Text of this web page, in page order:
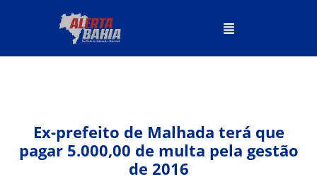
Ex-prefeito de Malhada terá que
pagar 5.000,00 de multa pela gestão
de 2016